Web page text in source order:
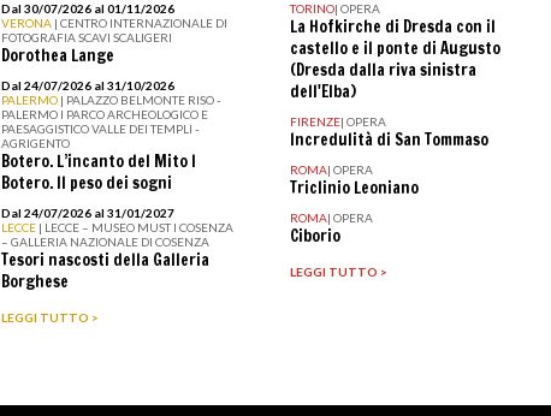
Dal 30/07/2026 al 01/11/2026
VERONA | CENTRO INTERNAZIONALE DI
FOTOGRAFIA SCAVI SCALIGERI
Dorothea Lange
Dal 24/07/2026 al 31/10/2026
PALERMO | PALAZZO BELMONTE RISO -
PALERMO I PARCO ARCHEOLOGICO E
PAESAGGISTICO VALLE DEI TEMPLI -
AGRIGENTO
Botero. L’incanto del Mito I
Botero. Il peso dei sogni
Dal 24/07/2026 al 31/01/2027
LECCE | LECCE – MUSEO MUST I COSENZA
– GALLERIA NAZIONALE DI COSENZA
Tesori nascosti della Galleria
Borghese
LEGGI TUTTO >
TORINO| OPERA
La Hofkirche di Dresda con il
castello e il ponte di Augusto
(Dresda dalla riva sinistra
dell'Elba)
FIRENZE| OPERA
Incredulità di San Tommaso
ROMA| OPERA
Triclinio Leoniano
ROMA| OPERA
Ciborio
LEGGI TUTTO >